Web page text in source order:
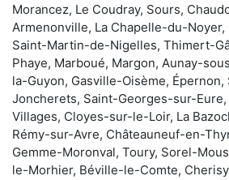
Morancez, Le Coudray, Sours,
Armenonville, La Chapelle-du-
Saint-Martin-de-Nigelles, Thimert-
Phaye, Marboué, Margon, Aunay-
la-Guyon, Gasville-Oisème,
Joncherets, Saint-Georges-sur-
Villages, Cloyes-sur-le-Loir, La
Rémy-sur-Avre, Châteauneuf-en-
Gemme-Moronval, Toury, Sorel-
le-Morhier, Béville-le-Comte,